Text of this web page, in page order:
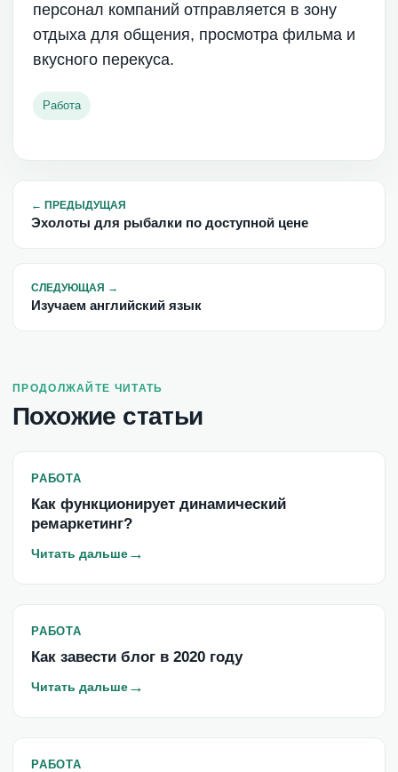
персонал компаний отправляется в зону
отдыха для общения, просмотра фильма и
вкусного перекуса.
Работа
← ПРЕДЫДУЩАЯ
Эхолоты для рыбалки по доступной цене
СЛЕДУЮЩАЯ →
Изучаем английский язык
ПРОДОЛЖАЙТЕ ЧИТАТЬ
Похожие статьи
РАБОТА
Как функционирует динамический
ремаркетинг?
Читать дальше→
РАБОТА
Как завести блог в 2020 году
Читать дальше→
РАБОТА